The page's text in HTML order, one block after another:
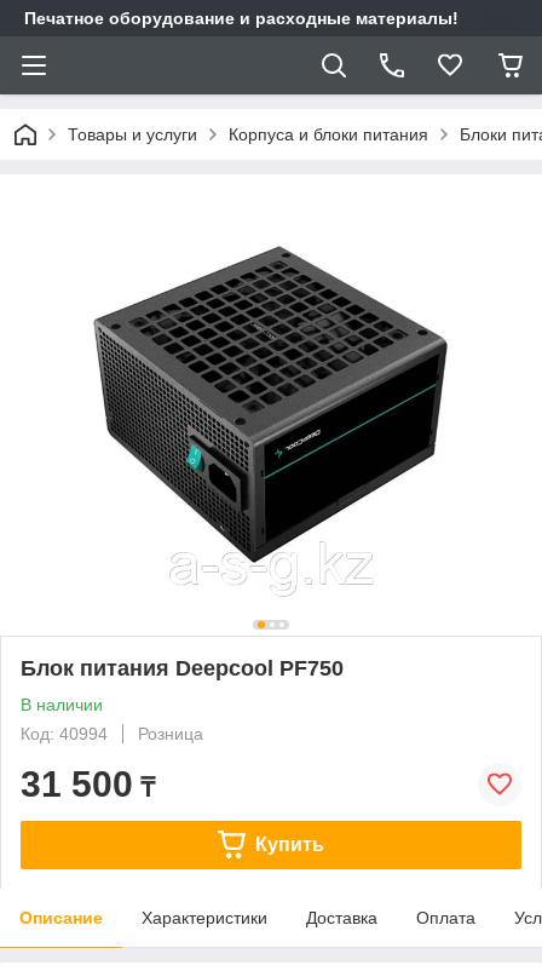
Печатное оборудование и расходные материалы!
Товары и услуги Корпуса и блоки питания Блоки
Блок питания Deepcool PF750
В наличии
Код: 40994
Розница
31 500 ₸
Купить
Описание Характеристики Доставка Оплата